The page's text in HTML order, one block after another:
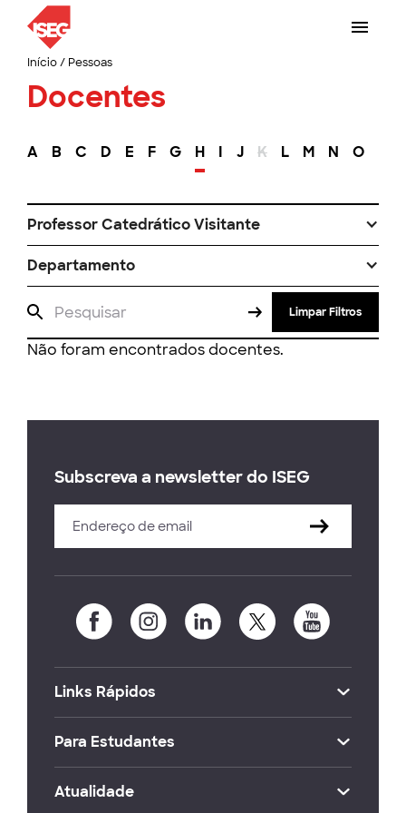
Início/ Pessoas
Docentes
A B C D E F G H I J K L M N O
Professor Catedrático Visitante
Departamento
Limpar Filtros
Não foram encontrados docentes.
Subscreva a newsletter do ISEG
Links Rápidos
Para Estudantes
Atualidade